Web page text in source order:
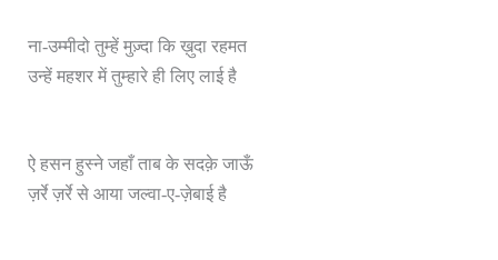
ना-उम्मीदो तुम्हें मुज़्दा कि ख़ुदा रहमत
उन्हें महशर में तुम्हारे ही लिए लाई है
ऐ हसन हुस्ने जहाँ ताब के सदक़े जाऊँ
ज़र्रे ज़र्रे से आया जल्वा-ए-ज़ेबाई है